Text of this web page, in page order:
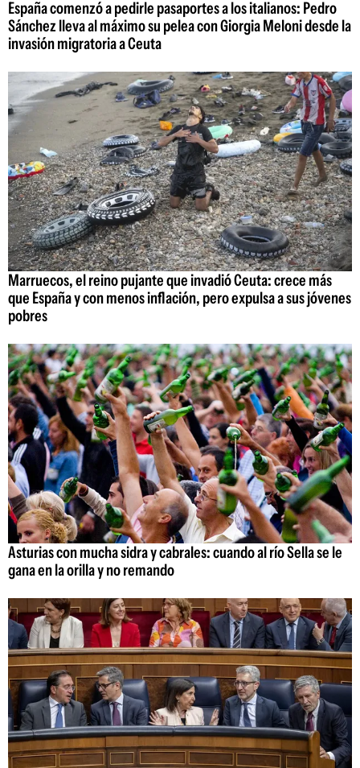
España comenzó a pedirle pasaportes a los italianos: Pedro
Sánchez lleva al máximo su pelea con Giorgia Meloni desde la
invasión migratoria a Ceuta
Marruecos, el reino pujante que invadió Ceuta: crece más
que España y con menos inflación, pero expulsa a sus jóvenes
pobres
Asturias con mucha sidra y cabrales: cuando al río Sella se le
gana en la orilla y no remando